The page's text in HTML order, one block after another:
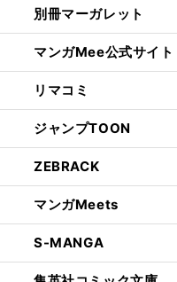
別冊マーガレット
マンガMee公式サイト
リマコミ
ジャンプTOON
ZEBRACK
マンガMeets
S-MANGA